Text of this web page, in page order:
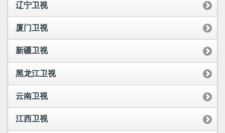
辽宁卫视
厦门卫视
新疆卫视
黑龙江卫视
云南卫视
江西卫视